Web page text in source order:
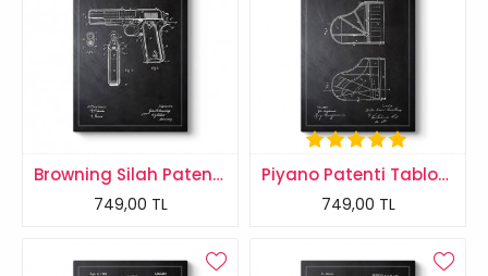
Browning Silah Patenti Tablosu
749,00 TL
Piyano Patenti Tablosu
749,00 TL